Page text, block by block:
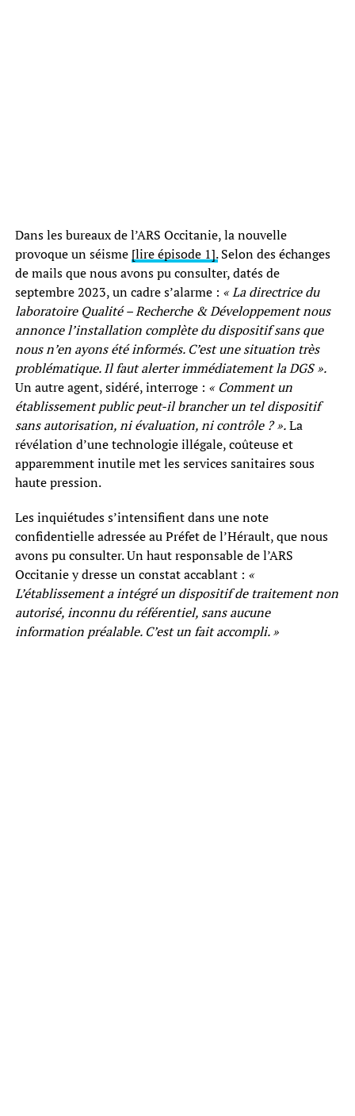
Dans les bureaux de l’ARS Occitanie, la nouvelle
provoque un séisme [lire épisode 1].Selon des échanges
de mails que nous avons pu consulter, datés de
septembre 2023, un cadre s’alarme : « La directrice du
laboratoire Qualité – Recherche & Développement nous
annonce l’installation complète du dispositif sans que
nous n’en ayons été informés. C’est une situation très
problématique. Il faut alerter immédiatement la DGS ».
Un autre agent, sidéré, interroge : « Comment un
établissement public peut-il brancher un tel dispositif
sans autorisation, ni évaluation, ni contrôle ? ».La
révélation d’une technologie illégale, coûteuse et
apparemment inutile met les services sanitaires sous
haute pression.
Les inquiétudes s’intensifient dans une note
confidentielle adressée au Préfet de l’Hérault, que nous
avons pu consulter. Un haut responsable de l’ARS
Occitanie y dresse un constat accablant : «
L’établissement a intégré un dispositif de traitement non
autorisé, inconnu du référentiel, sans aucune
information préalable. C’est un fait accompli. »